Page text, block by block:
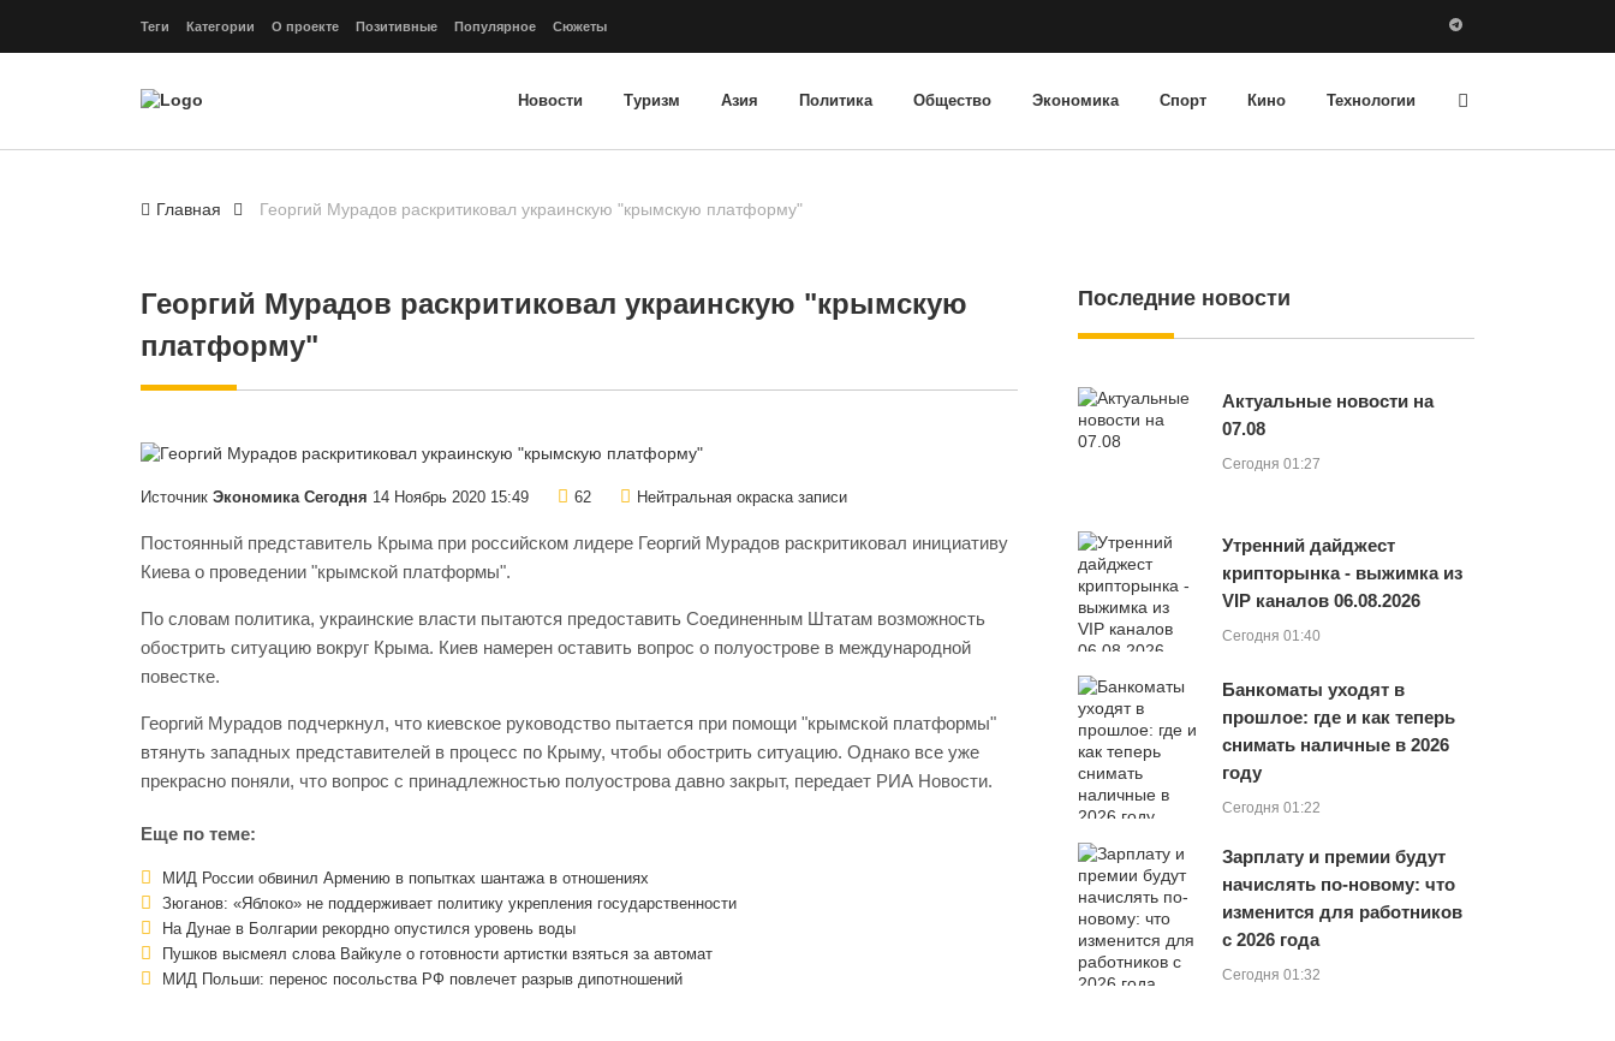
Теги Категории О проекте Позитивные Популярное Сюжеты
Новости Туризм Азия Политика Общество Экономика Спорт Кино Технологии
Главная Георгий Мурадов раскритиковал украинскую "крымскую платформу"
Георгий Мурадов раскритиковал украинскую "крымскую
платформу"
Источник Экономика Сегодня 14 Ноябрь 2020 15:49 62 Нейтральная окраска записи
Постоянный представитель Крыма при российском лидере Георгий Мурадов раскритиковал инициативу
Киева о проведении "крымской платформы".
По словам политика, украинские власти пытаются предоставить Соединенным Штатам возможность
обострить ситуацию вокруг Крыма. Киев намерен оставить вопрос о полуострове в международной
повестке.
Георгий Мурадов подчеркнул, что киевское руководство пытается при помощи "крымской платформы"
втянуть западных представителей в процесс по Крыму, чтобы обострить ситуацию. Однако все уже
прекрасно поняли, что вопрос с принадлежностью полуострова давно закрыт, передает РИА Новости.
Еще по теме:
МИД России обвинил Армению в попытках шантажа в отношениях
Зюганов: «Яблоко» не поддерживает политику укрепления государственности
На Дунае в Болгарии рекордно опустился уровень воды
Пушков высмеял слова Вайкуле о готовности артистки взяться за автомат
МИД Польши: перенос посольства РФ повлечет разрыв дипотношений
Последние новости
Актуальные новости на
07.08
Сегодня 01:27
Утренний дайджест
крипторынка - выжимка из
VIP каналов 06.08.2026
Сегодня 01:40
Банкоматы уходят в
прошлое: где и как теперь
снимать наличные в 2026
году
Сегодня 01:22
Зарплату и премии будут
начислять по-новому: что
изменится для работников
с 2026 года
Сегодня 01:32